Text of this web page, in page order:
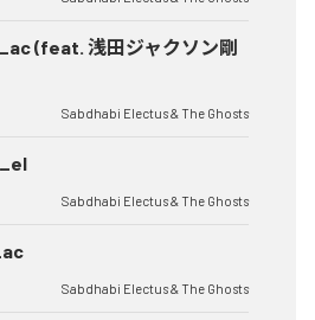
(feat. 浅田ジャクソン剛
Sabdhabi Electus & The Ghosts
Sabdhabi Electus & The Ghosts
Sabdhabi Electus & The Ghosts